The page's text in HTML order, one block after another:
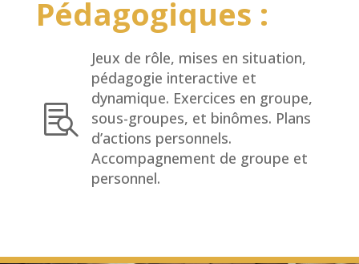
Pédagogiques :

Jeux de rôle, mises en situation,
pédagogie interactive et
dynamique. Exercices en groupe,
sous-groupes, et binômes. Plans
d’actions personnels.
Accompagnement de groupe et
personnel.